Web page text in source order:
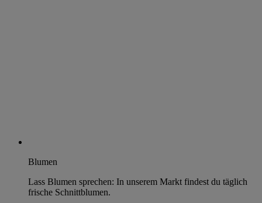
Blumen
Lass Blumen sprechen: In unserem Markt findest du täglich
frische Schnittblumen.